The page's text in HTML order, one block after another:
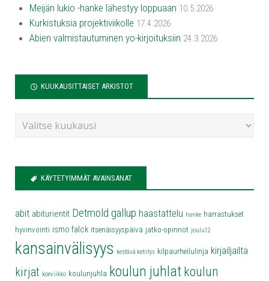
Meijän lukio -hanke lähestyy loppuaan 10.5.2026
Kurkistuksia projektiviikolle 17.4.2026
Abien valmistautuminen yo-kirjoituksiin 24.3.2026
KUUKAUSITTAISET ARKISTOT
KÄYTETYIMMÄT AVAINSANAT
abit abiturientit Detmold gallup haastattelu hanke harrastukset
hyvinvointi ismo falck itsenäisyyspäivä jatko-opinnot joulu12
kansainvälisyys kestävä kehitys kilpaurheilulinja kirjailjailta
kirjat koeviikko koulunjuhla koulun juhlat koulun